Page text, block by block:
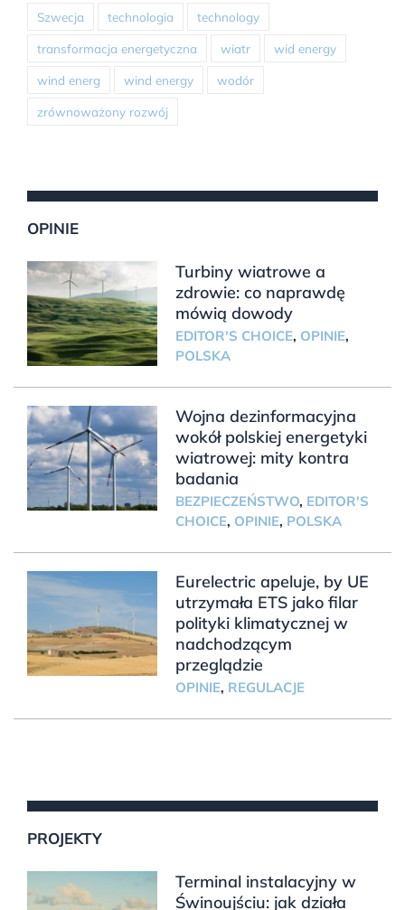
Szwecja technologia technology
transformacja energetyczna wiatr wid energy
wind energ wind energy wodór
zrównoważony rozwój
OPINIE
Turbiny wiatrowe a
zdrowie: co naprawdę
mówią dowody
EDITOR'S CHOICE, OPINIE,
POLSKA
Wojna dezinformacyjna
wokół polskiej energetyki
wiatrowej: mity kontra
badania
BEZPIECZEŃSTWO, EDITOR'S
CHOICE, OPINIE, POLSKA
Eurelectric apeluje, by UE
utrzymała ETS jako filar
polityki klimatycznej w
nadchodzącym
przeglądzie
OPINIE, REGULACJE
PROJEKTY
Terminal instalacyjny w
Świnoujściu: jak działa